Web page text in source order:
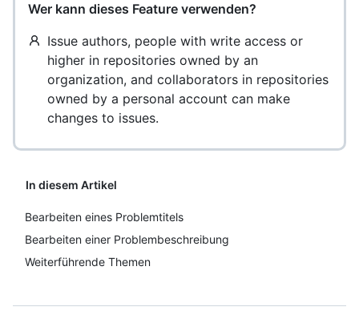
Wer kann dieses Feature verwenden?
Issue authors, people with write access or
higher in repositories owned by an
organization, and collaborators in repositories
owned by a personal account can make
changes to issues.
In diesem Artikel
Bearbeiten eines Problemtitels
Bearbeiten einer Problembeschreibung
Weiterführende Themen